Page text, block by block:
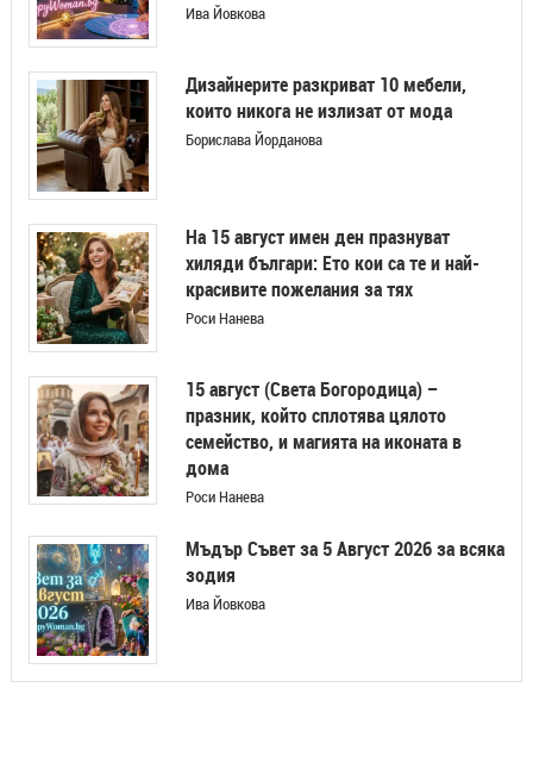
Ива Йовкова
Дизайнерите разкриват 10 мебели,
които никога не излизат от мода
Борислава Йорданова
На 15 август имен ден празнуват
хиляди българи: Ето кои са те и най-
красивите пожелания за тях
Роси Нанева
15 август (Света Богородица) –
празник, който сплотява цялото
семейство, и магията на иконата в
дома
Роси Нанева
Мъдър Съвет за 5 Август 2026 за всяка
зодия
Ива Йовкова